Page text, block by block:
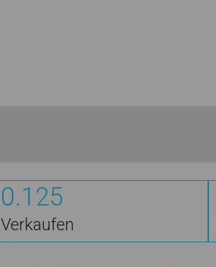
0.125
Verkaufen